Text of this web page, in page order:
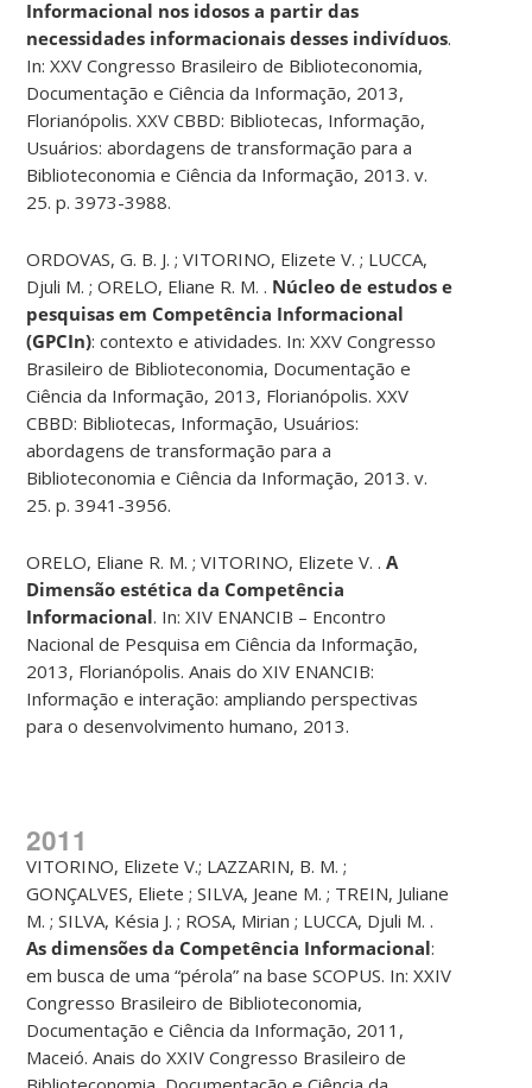
Informacional nos idosos a partir das
necessidades informacionais desses indivíduos.
In: XXV Congresso Brasileiro de Biblioteconomia,
Documentação e Ciência da Informação, 2013,
Florianópolis. XXV CBBD: Bibliotecas, Informação,
Usuários: abordagens de transformação para a
Biblioteconomia e Ciência da Informação, 2013. v.
25. p. 3973-3988.
ORDOVAS, G. B. J. ; VITORINO, Elizete V. ; LUCCA,
Djuli M. ; ORELO, Eliane R. M. . Núcleo de estudos e
pesquisas em Competência Informacional
(GPCIn): contexto e atividades. In: XXV Congresso
Brasileiro de Biblioteconomia, Documentação e
Ciência da Informação, 2013, Florianópolis. XXV
CBBD: Bibliotecas, Informação, Usuários:
abordagens de transformação para a
Biblioteconomia e Ciência da Informação, 2013. v.
25. p. 3941-3956.
ORELO, Eliane R. M. ; VITORINO, Elizete V. .A
Dimensão estética da Competência
Informacional. In: XIV ENANCIB – Encontro
Nacional de Pesquisa em Ciência da Informação,
2013, Florianópolis. Anais do XIV ENANCIB:
Informação e interação: ampliando perspectivas
para o desenvolvimento humano, 2013.
2011
VITORINO, Elizete V.; LAZZARIN, B. M. ;
GONÇALVES, Eliete ; SILVA, Jeane M. ; TREIN, Juliane
M. ; SILVA, Késia J. ; ROSA, Mirian ; LUCCA, Djuli M. .
As dimensões da Competência Informacional:
em busca de uma “pérola” na base SCOPUS. In: XXIV
Congresso Brasileiro de Biblioteconomia,
Documentação e Ciência da Informação, 2011,
Maceió. Anais do XXIV Congresso Brasileiro de